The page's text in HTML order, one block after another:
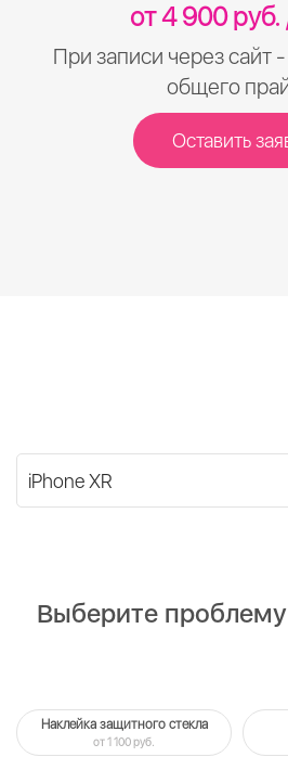
от 4 900 руб.
При записи через сайт -
общего
Оставить
Выберите
Наклейка защитного стекла
от 1 100 руб.